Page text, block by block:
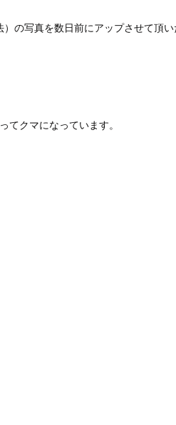
の写真を数日前にアップさせて頂
てクマになっています。